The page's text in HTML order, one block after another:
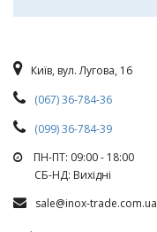
Київ, вул. Лугова, 16
(067) 36-784-36
(099) 36-784-39
ПН-ПТ: 09:00 - 18:00
СБ-НД: Вихiднi
sale@inox-trade.com.ua